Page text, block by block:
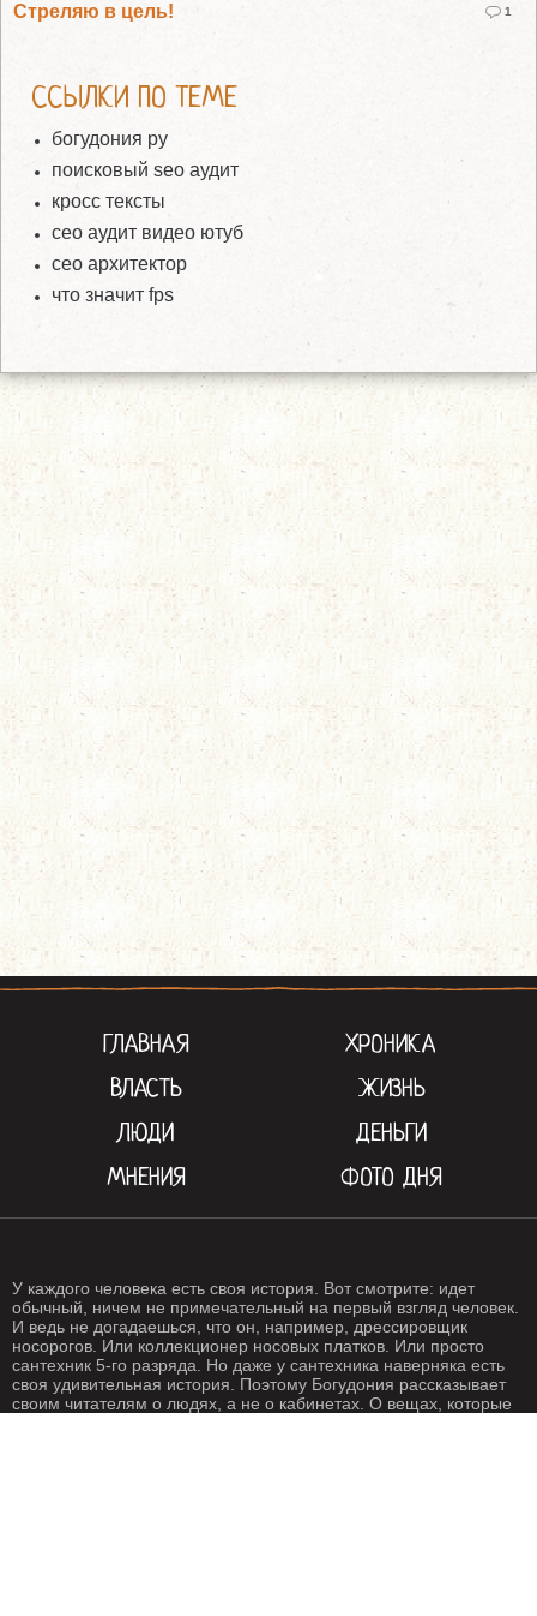
Стреляю в цель! 1
ССЫЛКИ ПО ТЕМЕ
богудония ру
поисковый seo аудит
кросс тексты
сео аудит видео ютуб
сео архитектор
что значит fps
ГЛАВНАЯ
ХРОНИКА
ВЛАСТЬ
ЖИЗНЬ
ЛЮДИ
ДЕНЬГИ
МНЕНИЯ
ФОТО ДНЯ
У каждого человека есть своя история. Вот смотрите: идет
обычный, ничем не примечательный на первый взгляд человек.
И ведь не догадаешься, что он, например, дрессировщик
носорогов. Или коллекционер носовых платков. Или просто
сантехник 5-го разряда. Но даже у сантехника наверняка есть
своя удивительная история. Поэтому Богудония рассказывает
своим читателям о людях, а не о кабинетах. О вещах, которые